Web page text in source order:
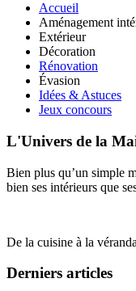
Accueil
Aménagement
Extérieur
Décoration
Rénovation
Évasion
Idées & Astuces
Jeux concours
L'Univers de la
Bien plus qu’un simple
bien ses intérieurs que
De la cuisine à la
Derniers articles